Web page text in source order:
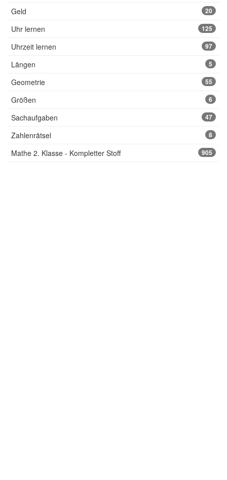
Geld 20
Uhr lernen 125
Uhrzeit lernen 97
Längen 5
Geometrie 55
Größen 6
Sachaufgaben 47
Zahlenrätsel 8
Mathe 2. Klasse - Kompletter Stoff 905